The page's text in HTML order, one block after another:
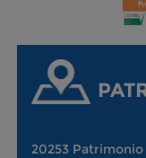
20253 Patrimonio